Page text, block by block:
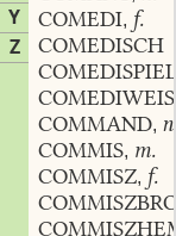
Y
Z
COMEDI, f.
COMEDISCH
COMEDIWEIS
COMMAND, n.
COMMIS, m.
COMMISZ, f.